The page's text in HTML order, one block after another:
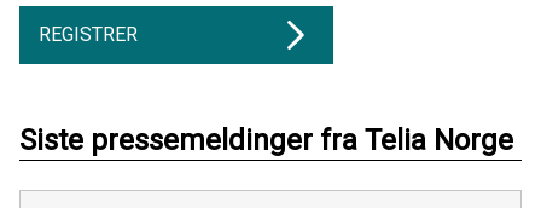
REGISTRER
Siste pressemeldinger fra Telia Norge